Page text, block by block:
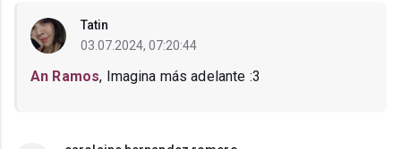
Tatin
03.07.2024, 07:20:44
An Ramos, Imagina más adelante :3